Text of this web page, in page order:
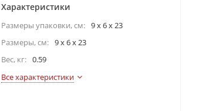
Характеристики
Размеры упаковки, cм: 9 х 6 х 23
Размеры, см: 9 x 6 x 23
Вес, кг: 0.59
Все характеристики